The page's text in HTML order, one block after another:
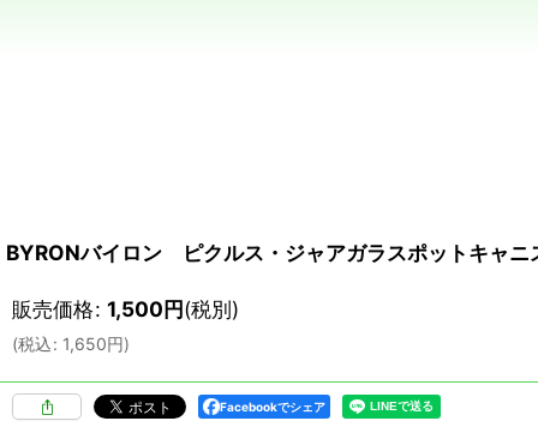
BYRONバイロン ピクルス・ジャアガラスポットキャ
販売価格: 1,500円(税別)
(税込: 1,650円)
Facebookでシェア